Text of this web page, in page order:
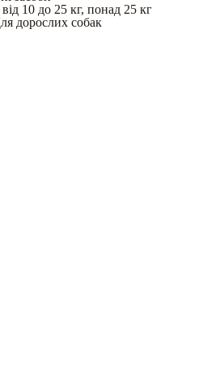
від 10 до 25 кг, понад 25 кг
дорослих собак